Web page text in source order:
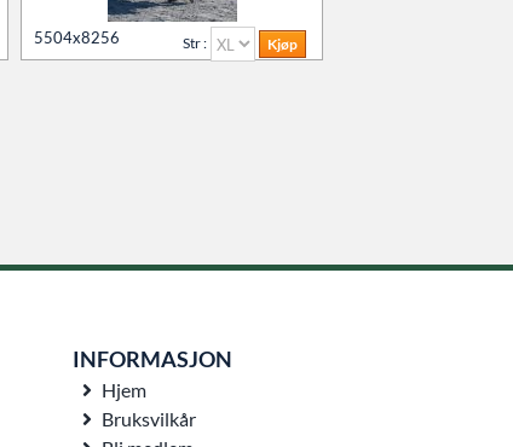
5504x8256 Str :
INFORMASJON
Hjem
Bruksvilkår